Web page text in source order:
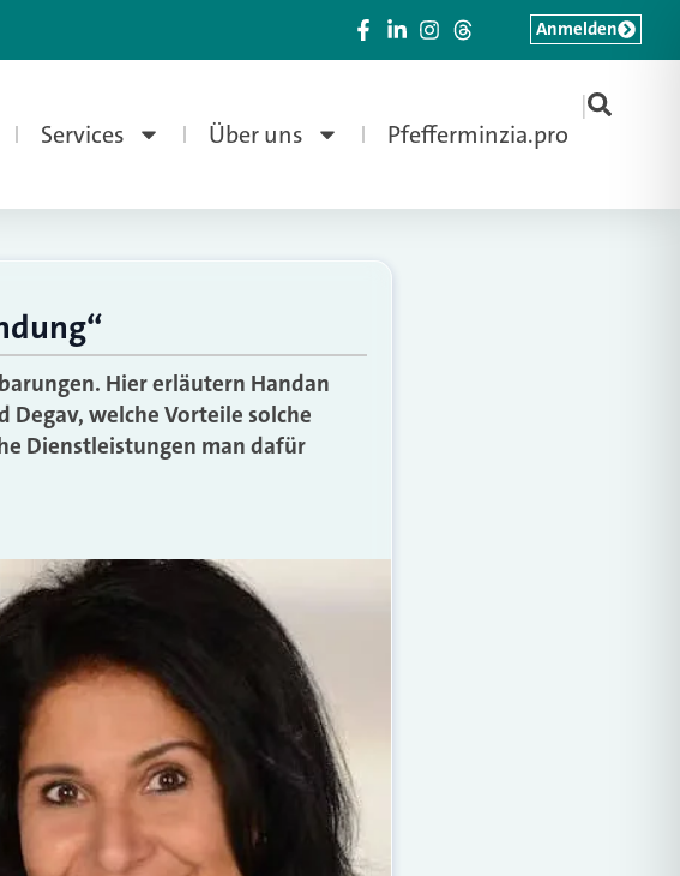
Services Über uns Pfefferminzia.pro
|
Anmelden
Hier erläutern Handan
Degav, welche Vorteile solche
Dienstleistungen man dafür